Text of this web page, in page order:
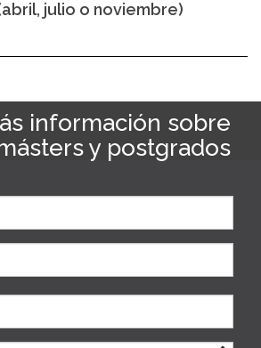
julio o noviembre)
información sobre
y postgrados